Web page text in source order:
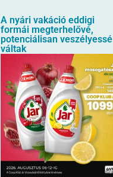
A nyári vakáció eddigi
formái megterhelővé,
potenciálisan veszélyessé
váltak